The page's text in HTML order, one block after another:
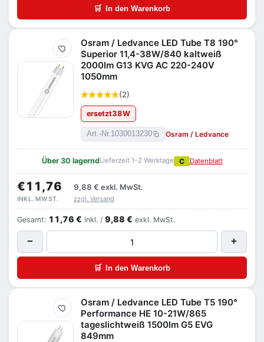
🛒 In den Warenkorb
Merken
Osram / Ledvance LED Tube T8 190°
Superior 11,4-38W/840 kaltweiß
2000lm G13 KVG AC 220-240V
1050mm
(2)
ersetzt38W
Art.-Nr.1030013230 Osram / Ledvance
Über 30 lagerndLieferzeit 1–2 Werktage C Datenblatt
€11,76 9,88 € exkl. MwSt.
INKL. MWST. zzgl. Versand
Gesamt: 11,76 € inkl. / 9,88 € exkl. MwSt.
− +
🛒 In den Warenkorb
Merken
Osram / Ledvance LED Tube T5 190°
Performance HE 10-21W/865
tageslichtweiß 1500lm G5 EVG
849mm